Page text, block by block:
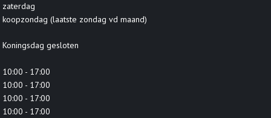
zaterdag
koopzondag (laatste zondag vd maand)
Koningsdag gesloten
10:00 - 17:00
10:00 - 17:00
10:00 - 17:00
10:00 - 17:00